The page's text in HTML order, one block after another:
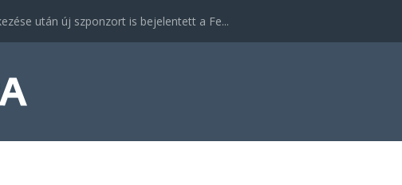
után új szponzort is bejelentett a Fe...